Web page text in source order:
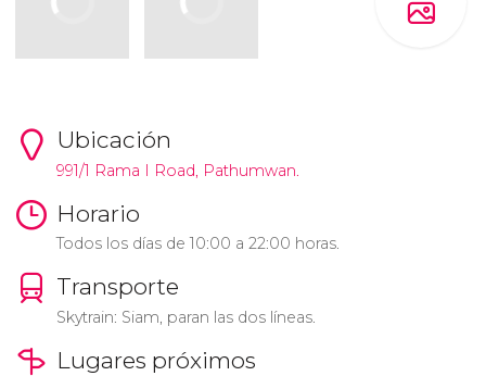
Ubicación
991/1 Rama I Road, Pathumwan.
Horario
Todos los días de 10:00 a 22:00 horas.
Transporte
Skytrain: Siam, paran las dos líneas.
Lugares próximos